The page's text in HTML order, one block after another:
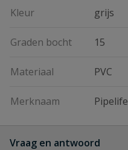
Kleur grijs
Graden bocht 15
Materiaal PVC
Merknaam Pipelife
Vraag en antwoord